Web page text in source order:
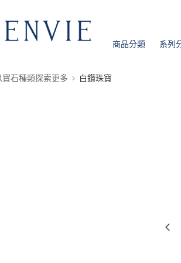
商品分類 系列
寶石種類探索更多 白鑽珠寶